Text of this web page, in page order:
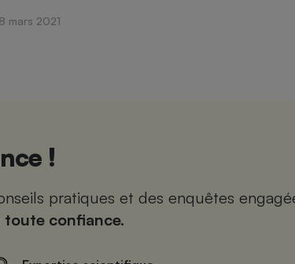
mars 2021
!
pratiques et des enquêtes
toute confiance.